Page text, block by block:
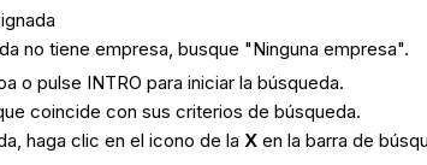
no tiene empresa, busque "Ninguna empresa".
o pulse INTRO para iniciar la búsqueda.
coincide con sus criterios de búsqueda.
haga clic en el icono de laX en la barra de